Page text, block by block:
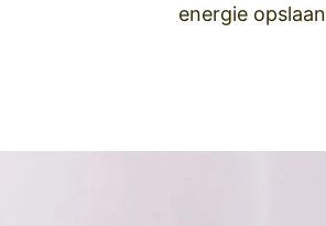
energie